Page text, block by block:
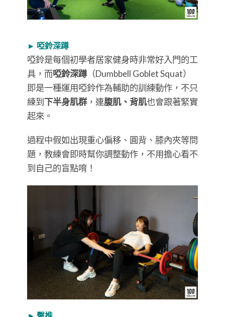
► 啞鈴深蹲
啞鈴是每個初學者居家健身時非常好入門的工
具，而啞鈴深蹲（Dumbbell Goblet Squat）
即是一種運用啞鈴作為輔助的訓練動作，不只
練到 下半身肌群，連腹肌、背肌也會跟著緊實
起來。
過程中假如出現重心偏移、圓背、膝內夾等問
題，教練會即時幫你調整動作，不用擔心看不
到自己的盲點唷！